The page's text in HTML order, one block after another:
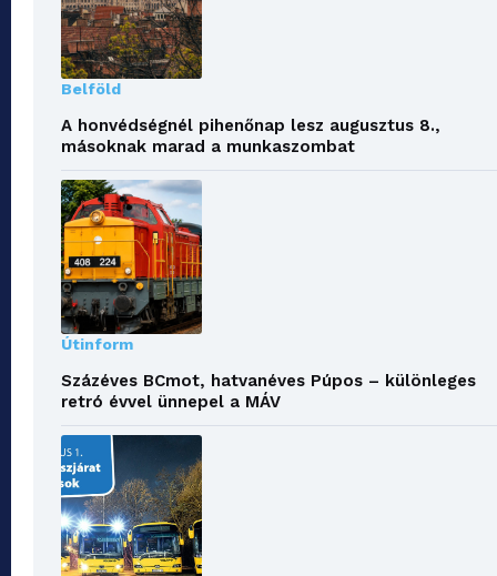
Belföld
A honvédségnél pihenőnap lesz augusztus 8.,
másoknak marad a munkaszombat
Útinform
Százéves BCmot, hatvanéves Púpos – különleges
retró évvel ünnepel a MÁV